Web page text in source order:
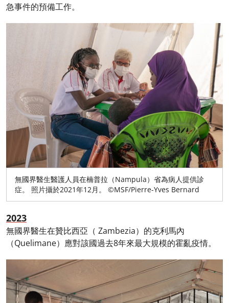
急事件的預備工作。
無國界醫生醫護人員在楠普拉（Nampula）省為病人提供診
症。 照片攝於2021年12月。 ©MSF/Pierre-Yves Bernard
2023
無國界醫生在贊比西亞（ Zambezia）的克利馬內
（Quelimane）應對該國過去8年來最大規模的霍亂疫情。